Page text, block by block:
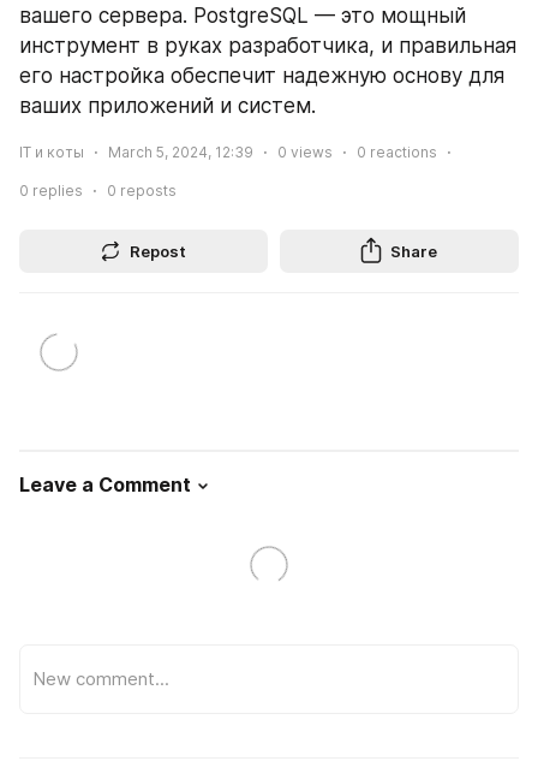
вашего сервера. PostgreSQL — это мощный
инструмент в руках разработчика, и правильная
его настройка обеспечит надежную основу для
ваших приложений и систем.
IT и коты March 5, 2024, 12:39 0 views 0 reactions
0 replies 0 reposts
Repost Share
Leave a Comment